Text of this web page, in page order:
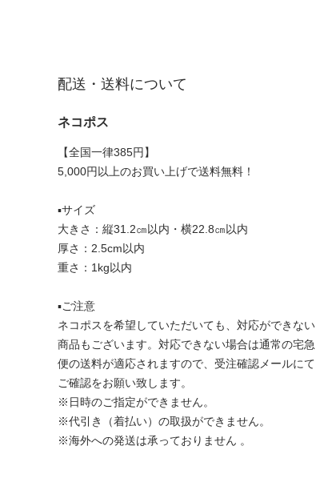
配送・送料について
ネコポス
【全国一律385円】
5,000円以上のお買い上げで送料無料！
▪︎サイズ
大きさ：縦31.2㎝以内・横22.8㎝以内
厚さ：2.5cm以内
重さ：1kg以内
▪︎ご注意
ネコポスを希望していただいても、対応ができない
商品もございます。対応できない場合は通常の宅急
便の送料が適応されますので、受注確認メールにて
ご確認をお願い致します。
※日時のご指定ができません。
※代引き（着払い）の取扱ができません。
※海外への発送は承っておりません 。